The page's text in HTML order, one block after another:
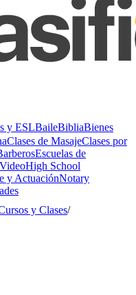
y ESLBaileBibliaBienes
Clases de MasajeClases por
Escuelas de
High School
y ActuaciónNotary
y Clases/